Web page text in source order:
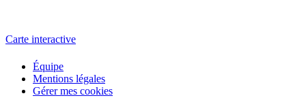
Carte interactive
Équipe
Mentions légales
Gérer mes cookies